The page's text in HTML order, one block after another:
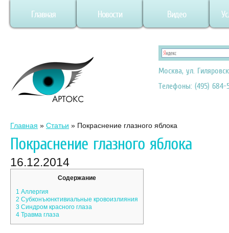
Главная Новости Видео
Москва, ул.
Телефоны: (495) 684-
Главная » Статьи » Покраснение глазного яблока
Покраснение глазного яблока
16.12.2014
Содержание
1 Аллергия
2 Субконъюнктивиальные кровоизлияния
3 Синдром красного глаза
4 Травма глаза